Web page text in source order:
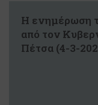
Η ενημέρωση
από τον
Πέτσα (4-3-